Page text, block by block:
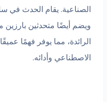
ويضم أيضًا متحدثين
الرائدة، مما يوفر فهمًا
الاصطناعي وأدائه.